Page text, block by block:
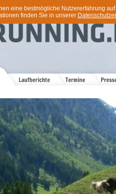
eine bestmögliche Nutzererfahrung
finden Sie in unserer